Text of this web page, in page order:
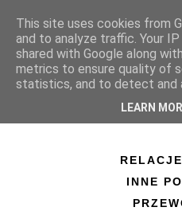
INNE
This site uses cookies from
and to analyze traffic. Your
shared with Google along
metrics to ensure quality of
statistics, and to detect and
LEARN